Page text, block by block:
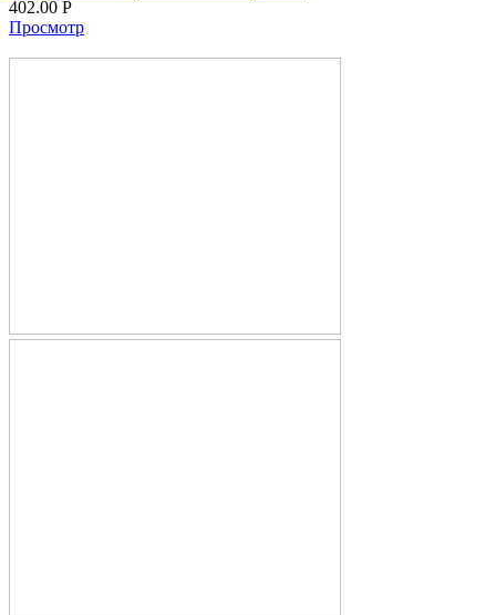
402.00 Р
Просмотр